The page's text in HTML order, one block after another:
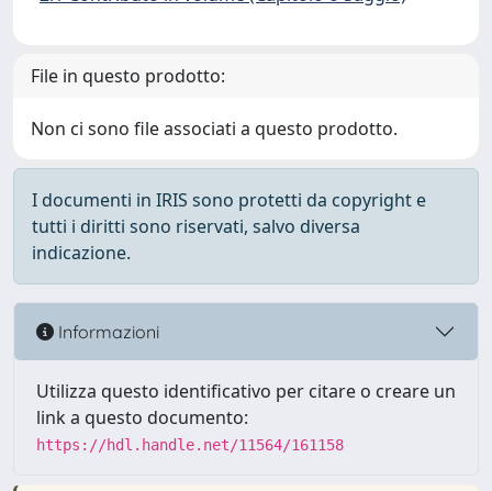
File in questo prodotto:
Non ci sono file associati a questo prodotto.
I documenti in IRIS sono protetti da copyright e
tutti i diritti sono riservati, salvo diversa
indicazione.
Informazioni
Utilizza questo identificativo per citare o creare un
link a questo documento:
https://hdl.handle.net/11564/161158